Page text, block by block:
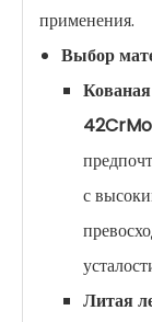
применения.
Выбор
с
Литая